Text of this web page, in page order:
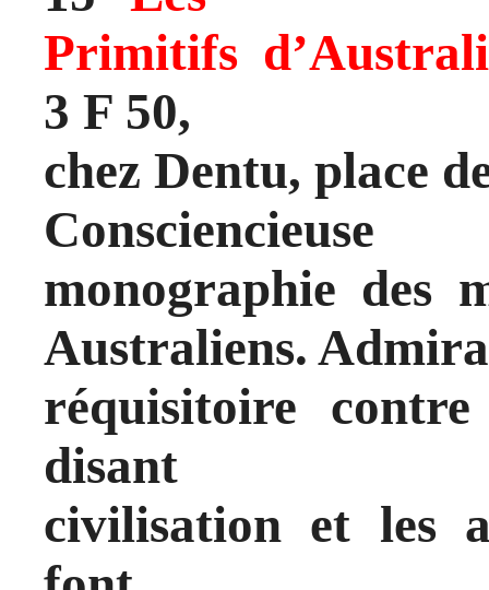
Primitifs
3 F 50,
chez Dentu, place
Consciencieuse
monographie des
Australiens.
réquisitoire
disant
civilisation et les